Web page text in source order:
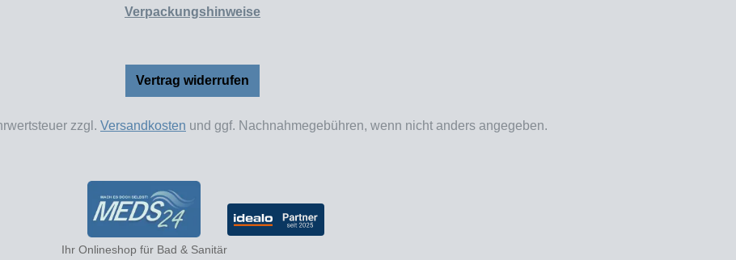
Verpackungshinweise
Vertrag widerrufen
zzgl. Versandkosten und ggf. Nachnahmegebühren, wenn nicht anders angegeben.
Ihr Onlineshop für Bad & Sanitär